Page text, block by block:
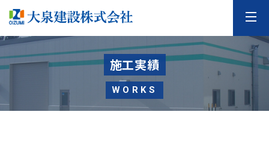
施工実績
WORKS